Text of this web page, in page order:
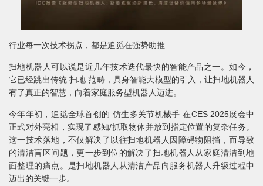
行业每一次技术拐点，都是追觅在强势助推
扫地机器人可以说是近几年技术迭代最快的智能产品之一。如今，
它已经跳出传统 扫地 范畴，具身智能大模型的引入，让扫地机器人
有了真正的智慧，向着家庭服务型机器人迈进。
今年年初，追觅全球首创的 仿生多关节机械手 在CES 2025展会中
正式对外亮相，实现了感知/抓取物体并放到指定位置的复杂任务。
这一技术落地，不仅解决了以往扫地机器人因障碍物阻挡，而导致
的清洁盲区问题，更一步到位的解决了扫地机器人从家庭清洁到地
面整理的痛点。是扫地机器人从清洁产品向服务机器人升级过程中
迈出的关键一步。